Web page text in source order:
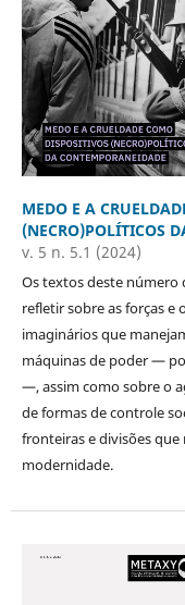
MEDO E A
(NECRO)POLÍTICOS
v. 5 n. 5.1 (2024)
Os textos deste número
refletir sobre as forças e
imaginários que
máquinas de poder —
—, assim como sobre o
de formas de controle
fronteiras e divisões que
modernidade.